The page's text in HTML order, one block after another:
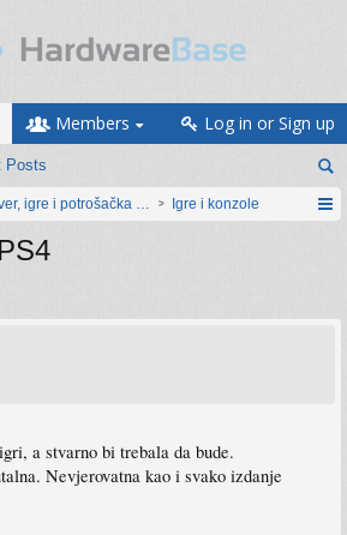
Posts
Members Log in or Sign up
igre i potrošačka elektronikaIgre i konzole
a stvarno bi trebala da bude.
Nevjerovatna kao i svako izdanje